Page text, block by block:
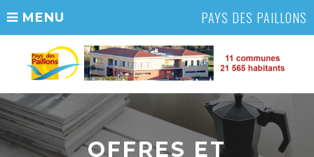
MENU PAYS DES PAILLONS
OFFRES ET